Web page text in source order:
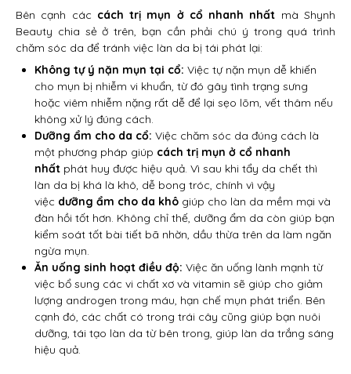
Bên cạnh các cách trị mụn ở cổ nhanh nhất mà Shynh
Beauty chia sẻ ở trên, bạn cần phải chú ý trong quá trình
chăm sóc da để tránh việc làn da bị tái phát lại:
Không tự ý nặn mụn tại cổ: Việc tự nặn mụn dễ khiến
cho mụn bị nhiễm vi khuẩn, từ đó gây tình trạng sưng
hoặc viêm nhiễm nặng rất dễ để lại sẹo lõm, vết thâm nếu
không xử lý đúng cách.
Dưỡng ẩm cho da cổ: Việc chăm sóc da đúng cách là
một phương pháp giúp cách trị mụn ở cổ nhanh
nhất phát huy được hiệu quả. Vì sau khi tẩy da chết thì
làn da bị khá là khô, dễ bong tróc, chính vì vậy
việc dưỡng ẩm cho da khô giúp cho làn da mềm mại và
đàn hồi tốt hơn. Không chỉ thế, dưỡng ẩm da còn giúp bạn
kiểm soát tốt bài tiết bã nhờn, dầu thừa trên da làm ngăn
ngừa mụn.
Ăn uống sinh hoạt điều độ: Việc ăn uống lành mạnh từ
việc bổ sung các vi chất xơ và vitamin sẽ giúp cho giảm
lượng androgen trong máu, hạn chế mụn phát triển. Bên
cạnh đó, các chất có trong trái cây cũng giúp bạn nuôi
dưỡng, tái tạo làn da từ bên trong, giúp làn da trắng sáng
hiệu quả.